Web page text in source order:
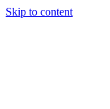
Skip to content